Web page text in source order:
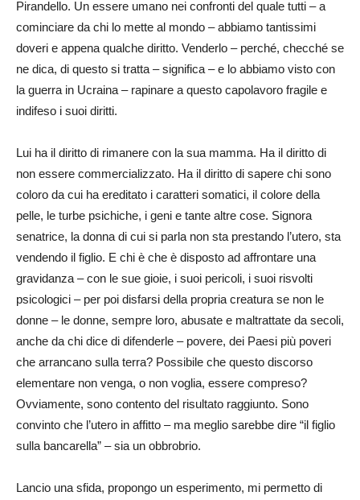
Pirandello. Un essere umano nei confronti del quale tutti – a
cominciare da chi lo mette al mondo – abbiamo tantissimi
doveri e appena qualche diritto. Venderlo – perché, checché se
ne dica, di questo si tratta – significa – e lo abbiamo visto con
la guerra in Ucraina – rapinare a questo capolavoro fragile e
indifeso i suoi diritti.
Lui ha il diritto di rimanere con la sua mamma. Ha il diritto di
non essere commercializzato. Ha il diritto di sapere chi sono
coloro da cui ha ereditato i caratteri somatici, il colore della
pelle, le turbe psichiche, i geni e tante altre cose. Signora
senatrice, la donna di cui si parla non sta prestando l’utero, sta
vendendo il figlio. E chi è che è disposto ad affrontare una
gravidanza – con le sue gioie, i suoi pericoli, i suoi risvolti
psicologici – per poi disfarsi della propria creatura se non le
donne – le donne, sempre loro, abusate e maltrattate da secoli,
anche da chi dice di difenderle – povere, dei Paesi più poveri
che arrancano sulla terra? Possibile che questo discorso
elementare non venga, o non voglia, essere compreso?
Ovviamente, sono contento del risultato raggiunto. Sono
convinto che l’utero in affitto – ma meglio sarebbe dire “il figlio
sulla bancarella” – sia un obbrobrio.
Lancio una sfida, propongo un esperimento, mi permetto di